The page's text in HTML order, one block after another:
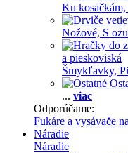
Ku kosačkám,
Nožové, S
a pieskoviská
Šmykľavky,
... viac
Odporúčame:
Fukáre a vysávače
Náradie
Náradie